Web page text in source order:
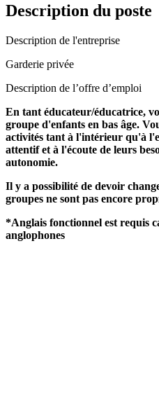
Description du poste
Description de l'entreprise
Garderie privée
Description de l’offre d’emploi
En tant éducateur/éducatrice,
groupe d'enfants en bas âge.
activités tant à l'intérieur qu'à
attentif et à l'écoute de leurs
autonomie.
Il y a possibilité de devoir
groupes ne sont pas encore
*Anglais fonctionnel est requis
anglophones